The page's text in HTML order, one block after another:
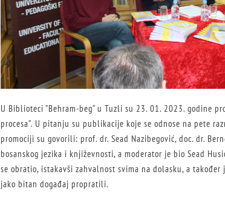
U Biblioteci ”Behram-beg” u Tuzli su 23. 01. 2023. godine
procesa”. U pitanju su publikacije koje se odnose na pete
promociji su govorili: prof. dr. Sead Nazibegović, doc. dr.
bosanskog jezika i književnosti, a moderator je bio Sead
se obratio, istakavši zahvalnost svima na dolasku, a
jako bitan događaj propratili.